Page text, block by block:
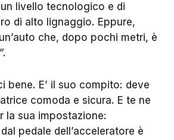
livello tecnologico e di
di alto lignaggio. Eppure,
che, dopo pochi metri, è
bene. E’ il suo compito: deve
comoda e sicura. E te ne
la sua impostazione:
pedale dell’acceleratore è